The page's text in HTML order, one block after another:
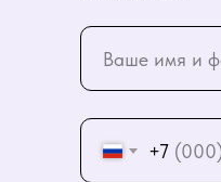
+7